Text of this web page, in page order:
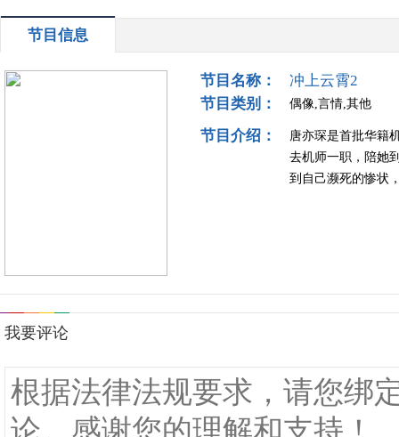
节目信息
节目名称：
冲上云霄2
节目类别：
偶像,言情,其他
节目介绍：
唐亦琛是首批华籍
去机师一职，陪她
到自己濒死的惨状